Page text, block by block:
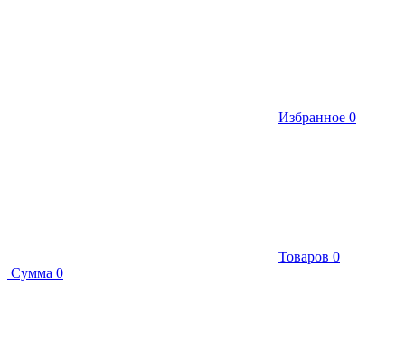
Избранное 0
Товаров 0
Сумма 0